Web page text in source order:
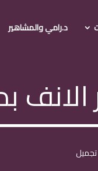
د.رامي والمشاهير
الانف